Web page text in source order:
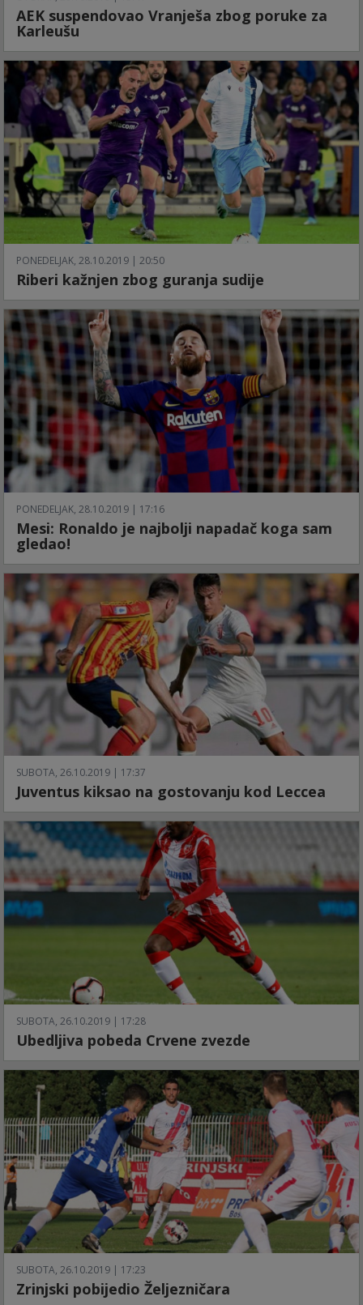
AEK suspendovao Vranješa zbog poruke za
Karleušu
PONEDELJAK, 28.10.2019 | 20:50
Riberi kažnjen zbog guranja sudije
PONEDELJAK, 28.10.2019 | 17:16
Mesi: Ronaldo je najbolji napadač koga sam
gledao!
SUBOTA, 26.10.2019 | 17:37
Juventus kiksao na gostovanju kod Leccea
SUBOTA, 26.10.2019 | 17:28
Ubedljiva pobeda Crvene zvezde
SUBOTA, 26.10.2019 | 17:23
Zrinjski pobijedio Željezničara